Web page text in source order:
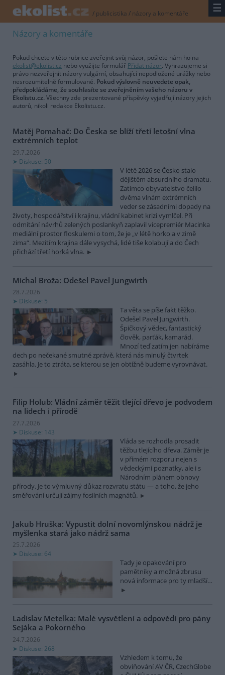
/ publicistika / názory a komentáře ☰
Názory a komentáře
Pokud chcete v této rubrice zveřejnit svůj názor, pošlete nám ho na
ekolist@ekolist.cz nebo využijte formulář Přidat názor. Vyhrazujeme si
právo nezveřejnit názory vulgární, obsahující nepodložené urážky nebo
nesrozumitelně formulované. Pokud výslovně neuvedete opak,
předpokládáme, že souhlasíte se zveřejněním vašeho názoru v
Ekolistu.cz. Všechny zde prezentované příspěvky vyjadřují názory jejich
autorů, nikoli redakce Ekolistu.cz.
Matěj Pomahač: Do Česka se blíží třetí letošní vlna
extrémních teplot
29.7.2026
Diskuse: 50
V létě 2026 se Česko stalo
dějištěm absurdního dramatu.
Zatímco obyvatelstvo čelilo
dvěma vlnám extrémních
veder se zásadními dopady na
životy, hospodářství i krajinu, vládní kabinet krizi vymlčel. Při
odmítání návrhů zelených poslankyň zaplavil vicepremiér Macinka
mediální prostor floskulemi o tom, že je „v létě horko a v zimě
zima“. Mezitím krajina dále vysychá, lidé tiše kolabují a do Čech
přichází třetí horká vlna.
Michal Broža: Odešel Pavel Jungwirth
28.7.2026
Diskuse: 5
Ta věta se píše fakt těžko.
Odešel Pavel Jungwirth.
Špičkový vědec, fantastický
člověk, parťák, kamarád.
Mnozí teď zatím jen nabíráme
dech po nečekané smutné zprávě, která nás minulý čtvrtek
zasáhla. Je to ztráta, se kterou se jen obtížně budeme vyrovnávat.
Filip Holub: Vládní záměr těžit tlející dřevo je podvodem
na lidech i přírodě
27.7.2026
Diskuse: 143
Vláda se rozhodla prosadit
těžbu tlejícího dřeva. Záměr je
v přímém rozporu nejen s
vědeckými poznatky, ale i s
Národním plánem obnovy
přírody. Je to výmluvný důkaz rozvratu státu — a toho, že jeho
směřování určují zájmy fosilních magnátů.
Jakub Hruška: Vypustit dolní novomlýnskou nádrž je
myšlenka stará jako nádrž sama
25.7.2026
Diskuse: 64
Tady je opakování pro
pamětníky a možná zbrusu
nová informace pro ty mladší…
Ladislav Metelka: Malé vysvětlení a odpovědi pro pány
Sejáka a Pokorného
24.7.2026
Diskuse: 268
Vzhledem k tomu, že
obviňování AV ČR, CzechGlobe